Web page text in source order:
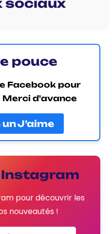
sociaux
pouce
Facebook pour
Merci d'avance
J’aime
pour découvrir les
nouveautés !